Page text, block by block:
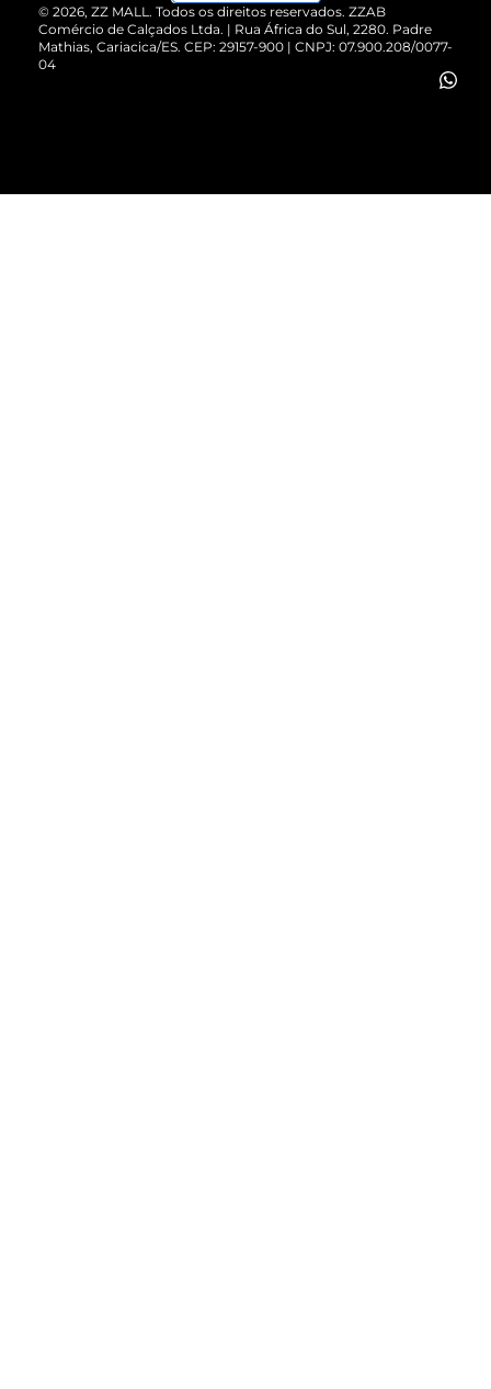
Cartão Presente
Vendas Corporativas
© 2026, ZZ MALL. Todos os direitos reservados. ZZAB
Comércio de Calçados Ltda. | Rua África do Sul, 2280. Padre
Mathias, Cariacica/ES. CEP: 29157-900 | CNPJ: 07.900.208/0077-
04